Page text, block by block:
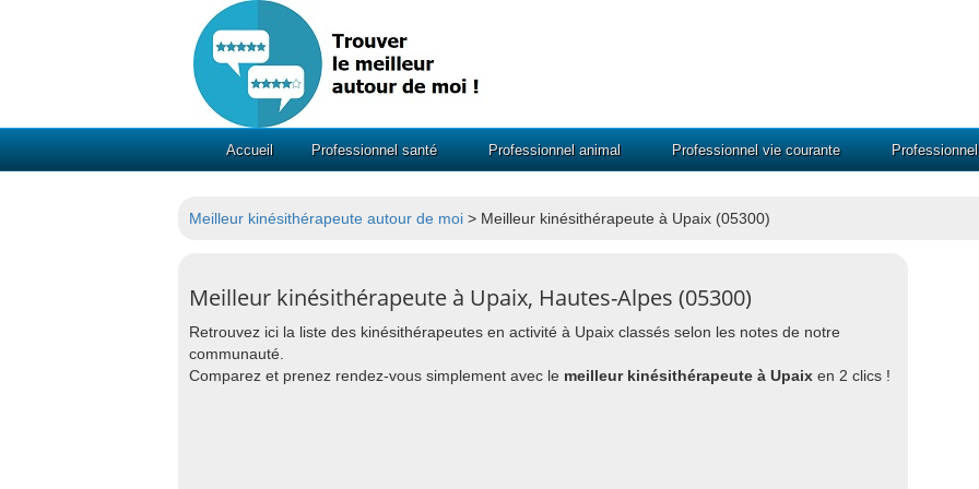
Accueil Professionnel santé Professionnel animal Professionnel vie courante
Meilleur kinésithérapeute autour de moi > Meilleur kinésithérapeute à Upaix (05300)
Meilleur kinésithérapeute à Upaix, Hautes-Alpes (05300)
Retrouvez ici la liste des kinésithérapeutes en activité à Upaix classés selon les notes de notre
communauté.
Comparez et prenez rendez-vous simplement avec le meilleur kinésithérapeute à Upaix en 2 clics !